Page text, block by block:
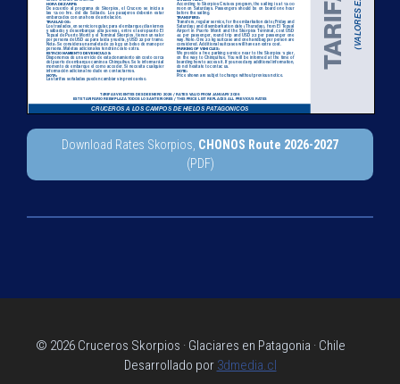
Download Rates Skorpios, CHONOS Route 2026-2027
(PDF)
© 2026 Cruceros Skorpios · Glaciares en Patagonia · Chile
Desarrollado por 3dmedia.cl